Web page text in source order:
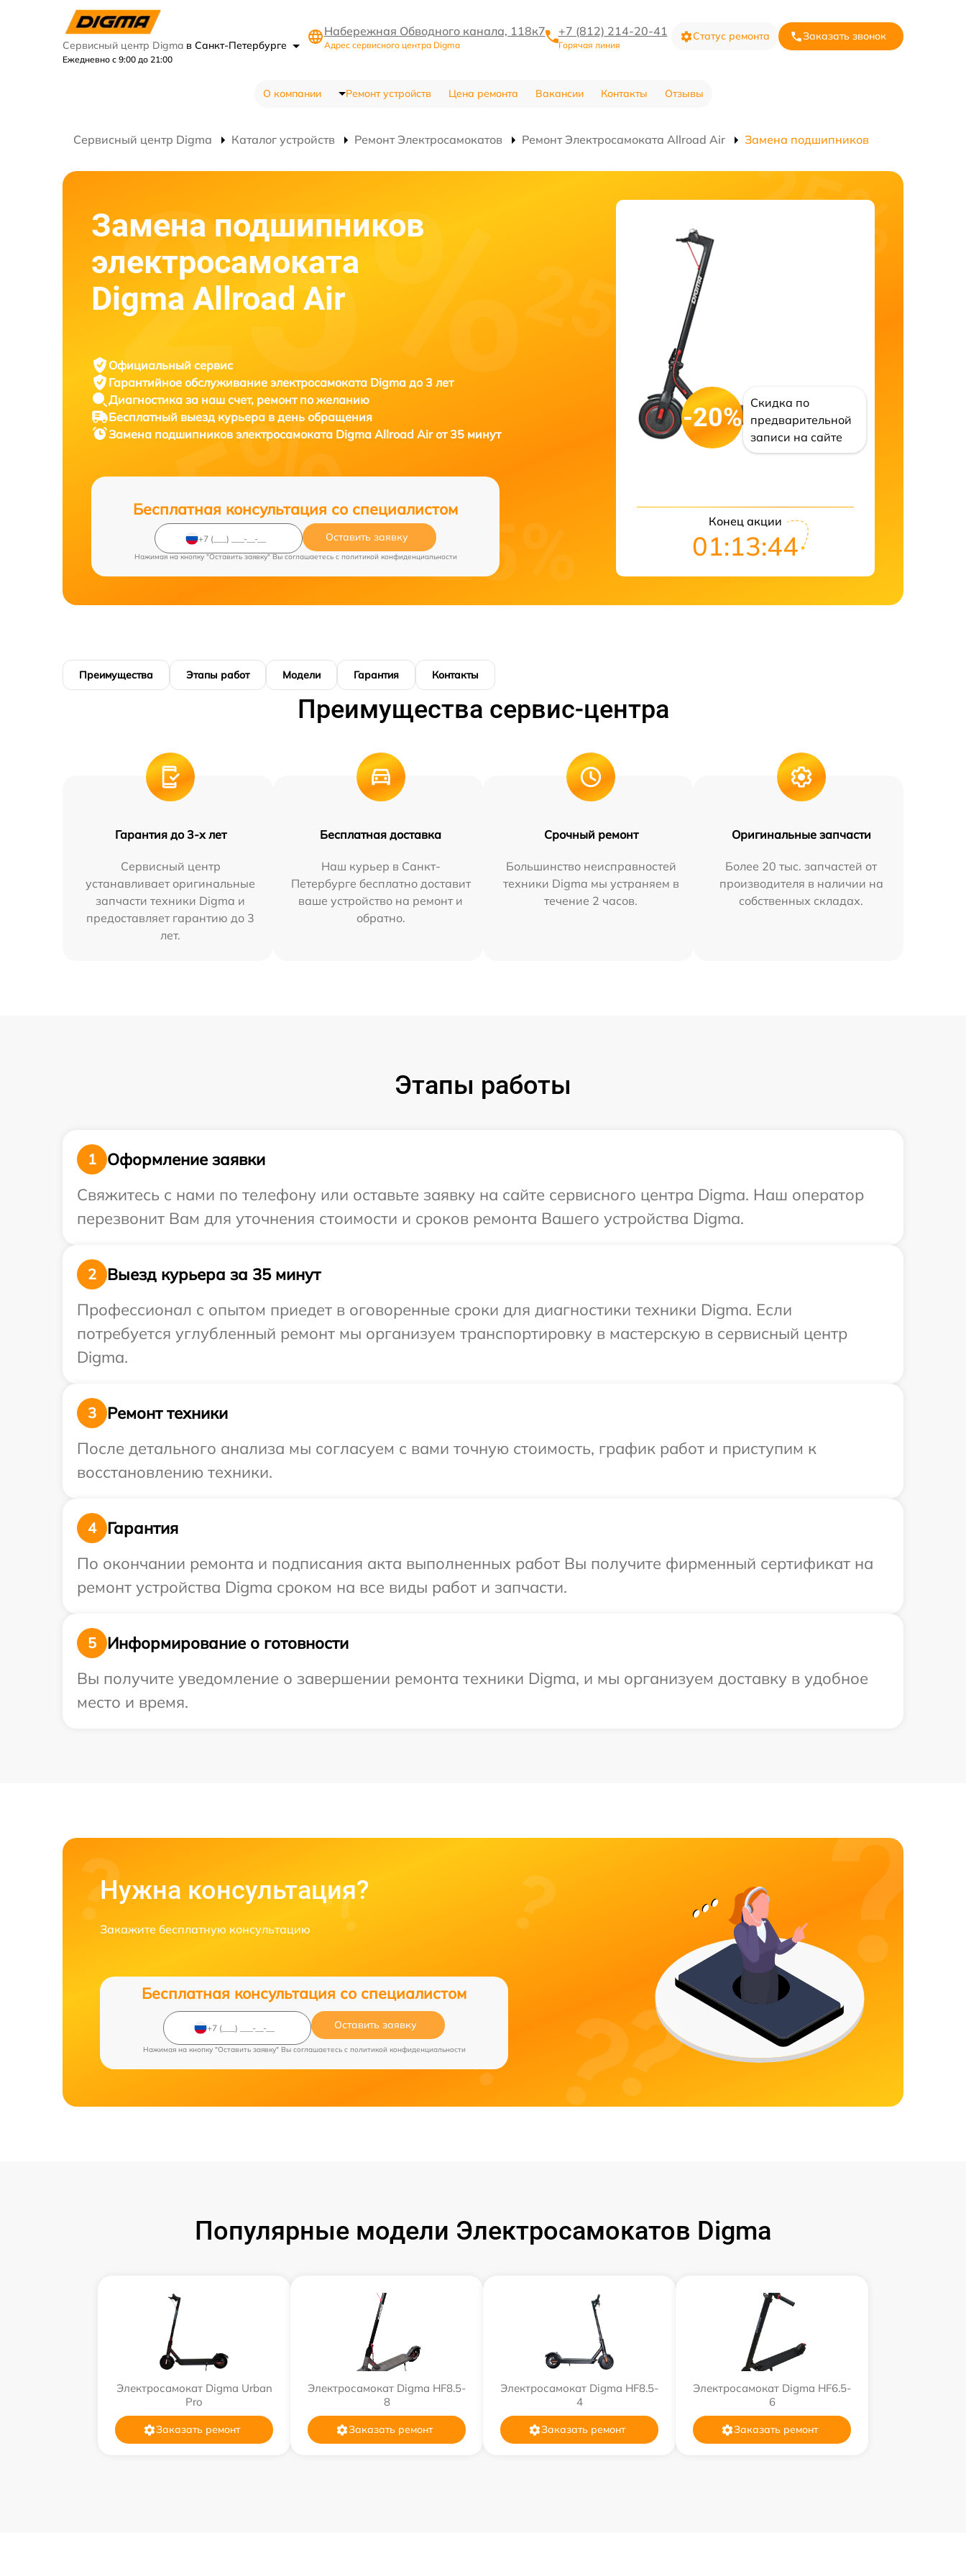
Сервисный центр Digma в Санкт-Петербурге
Ежедневно с 9:00 до 21:00
Набережная Обводного канала, 118к7
Адрес сервисного центра Digma
+7 (812) 214-20-41
Горячая линия
Статус ремонта Заказать звонок
О компании Ремонт устройств Цена ремонта Вакансии Контакты Отзывы
Сервисный центр Digma Каталог устройств Ремонт Электросамокатов Ремонт Электросамоката Allroad Air Замена подшипников
Замена подшипников
электросамоката
Digma Allroad Air
Официальный сервис
Гарантийное обслуживание электросамоката Digma до 3 лет
Диагностика за наш счет, ремонт по желанию
Бесплатный выезд курьера в день обращения
Замена подшипников электросамоката Digma Allroad Air от 35 минут
Бесплатная консультация со специалистом
Оставить заявку
Нажимая на кнопку "Оставить заявку" Вы соглашаетесь c политикой конфиденциальности
-20%
Скидка по
предварительной
записи на сайте
Конец акции
01:13:43
Преимущества Этапы работ Модели Гарантия Контакты
Преимущества сервис-центра
Гарантия до 3-х лет
Сервисный центр
устанавливает оригинальные
запчасти техники Digma и
предоставляет гарантию до 3
лет.
Бесплатная доставка
Наш курьер в Санкт-
Петербурге бесплатно доставит
ваше устройство на ремонт и
обратно.
Срочный ремонт
Большинство неисправностей
техники Digma мы устраняем в
течение 2 часов.
Оригинальные запчасти
Более 20 тыс. запчастей от
производителя в наличии на
собственных складах.
Этапы работы
1
Оформление заявки
Свяжитесь с нами по телефону или оставьте заявку на сайте сервисного центра Digma. Наш оператор
перезвонит Вам для уточнения стоимости и сроков ремонта Вашего устройства Digma.
2
Выезд курьера за 35 минут
Профессионал с опытом приедет в оговоренные сроки для диагностики техники Digma. Если
потребуется углубленный ремонт мы организуем транспортировку в мастерскую в сервисный центр
Digma.
3
Ремонт техники
После детального анализа мы согласуем с вами точную стоимость, график работ и приступим к
восстановлению техники.
4
Гарантия
По окончании ремонта и подписания акта выполненных работ Вы получите фирменный сертификат на
ремонт устройства Digma сроком на все виды работ и запчасти.
5
Информирование о готовности
Вы получите уведомление о завершении ремонта техники Digma, и мы организуем доставку в удобное
место и время.
Нужна консультация?
Закажите бесплатную консультацию
Бесплатная консультация со специалистом
Оставить заявку
Нажимая на кнопку "Оставить заявку" Вы соглашаетесь c политикой конфиденциальности
Популярные модели Электросамокатов Digma
Электросамокат Digma Urban
Pro
Заказать ремонт
Электросамокат Digma HF8.5-
8
Заказать ремонт
Электросамокат Digma HF8.5-
4
Заказать ремонт
Электросамокат Digma HF6.5-
6
Заказать ремонт